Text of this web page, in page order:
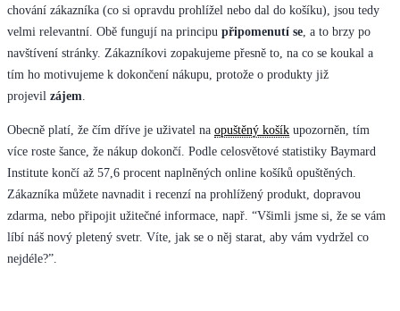
chování zákazníka (co si opravdu prohlížel nebo dal do košíku), jsou tedy
velmi relevantní. Obě fungují na principu připomenutí se , a to brzy po
navštívení stránky. Zákazníkovi zopakujeme přesně to, na co se koukal a
tím ho motivujeme k dokončení nákupu, protože o produkty již
projevil zájem
Obecně platí, že čím dříve je uživatel na opuštěný košík upozorněn, tím
více roste šance, že nákup dokončí. Podle celosvětové statistiky Baymard
Institute končí až 57,6 procent naplněných online košíků opuštěných.
Zákazníka můžete navnadit i recenzí na prohlížený produkt, dopravou
zdarma, nebo připojit užitečné informace, např. “Všimli jsme si, že se vám
líbí náš nový pletený svetr. Víte, jak se o něj starat, aby vám vydržel co
nejdéle?”.